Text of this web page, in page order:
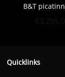
B&T
Quicklinks